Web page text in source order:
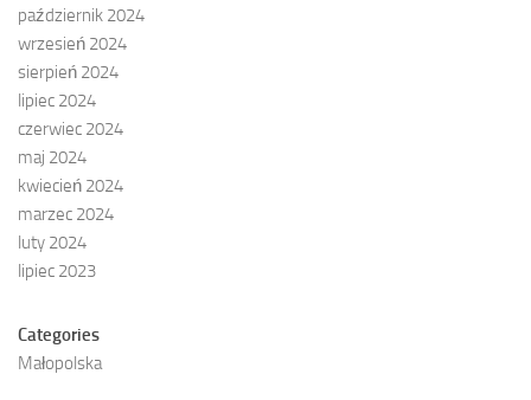
październik 2024
wrzesień 2024
sierpień 2024
lipiec 2024
czerwiec 2024
maj 2024
kwiecień 2024
marzec 2024
luty 2024
lipiec 2023
Categories
Małopolska